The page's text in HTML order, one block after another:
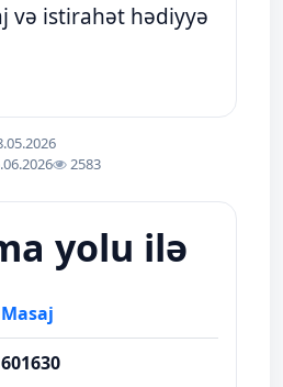
və istirahət hədiyyə
2583
yolu ilə
Masaj
601630